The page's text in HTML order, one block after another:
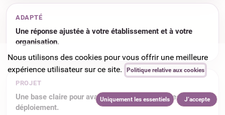
ADAPTÉ
Une réponse ajustée à votre établissement et à votre
organisation.
PROJET
Une base claire pour avancer sur un achat, un test ou un
déploiement.
Nous utilisons des cookies pour vous offrir une meilleure
expérience utilisateur sur ce site.
Politique relative aux cookies
Uniquement les essentiels J’accepte